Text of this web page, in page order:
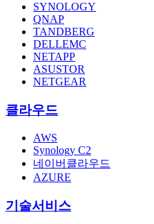
SYNOLOGY
QNAP
TANDBERG
DELLEMC
NETAPP
ASUSTOR
NETGEAR
클라우드
AWS
Synology C2
네이버클라우드
AZURE
기술서비스